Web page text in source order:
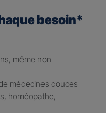
besoin*
même non
médecines douces
homéopathe,